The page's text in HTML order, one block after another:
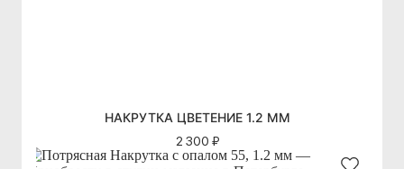
НАКРУТКА ЦВЕТЕНИЕ 1.2 ММ
2 300 ₽